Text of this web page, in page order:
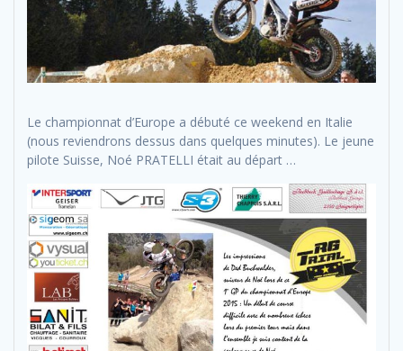
Le championnat d’Europe a débuté ce weekend en Italie
(nous reviendrons dessus dans quelques minutes). Le jeune
pilote Suisse, Noé PRATELLI était au départ …